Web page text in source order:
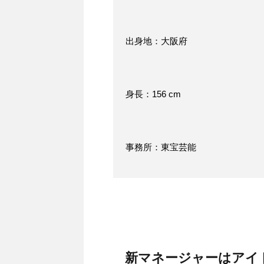
出身地：大阪府
身長：156 cm
事務所：東宝芸能
新マネージャーはアイ